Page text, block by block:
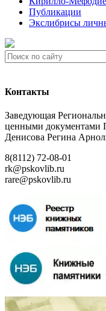
Публикации
Экслибрисы
Контакты
Заведующая
ценными
Денисова Регина
8(8112) 72-08-01
rk@pskovlib.ru
rare@pskovlib.ru